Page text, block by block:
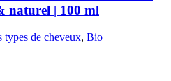
naturel | 100 ml
types de cheveux, Bio